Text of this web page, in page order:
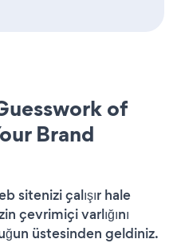
of
Brand
sitenizi çalışır hale
çevrimiçi varlığını
üstesinden geldiniz.